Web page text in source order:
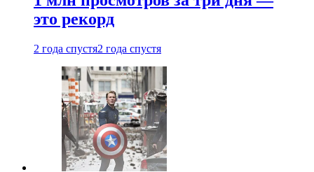
это рекорд
2 года спустя2 года спустя